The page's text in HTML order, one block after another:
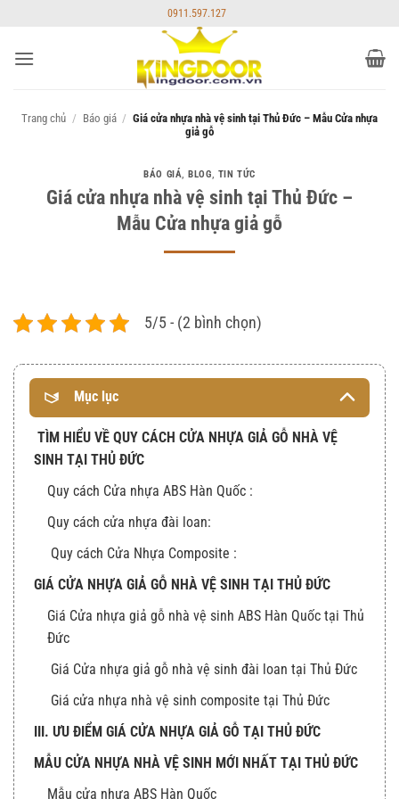
nội
0911.597.127
Trang chủ / Báo giá / Giá cửa nhựa nhà vệ sinh tại Thủ Đức – Mẫu Cửa nhựa
giả gỗ
BÁO GIÁ,BLOG, TIN TỨC
Giá cửa nhựa nhà vệ sinh tại Thủ Đức –
Mẫu Cửa nhựa giả gỗ
5/5 - (2 bình chọn)
Mục lục
TÌM HIỂU VỀ QUY CÁCH CỬA NHỰA GIẢ GỖ NHÀ VỆ
SINH TẠI THỦ ĐỨC
Quy cách Cửa nhựa ABS Hàn Quốc :
Quy cách cửa nhựa đài loan:
Quy cách Cửa Nhựa Composite :
GIÁ CỬA NHỰA GIẢ GỖ NHÀ VỆ SINH TẠI THỦ ĐỨC
Giá Cửa nhựa giả gỗ nhà vệ sinh ABS Hàn Quốc tại Thủ
Đức
Giá Cửa nhựa giả gỗ nhà vệ sinh đài loan tại Thủ Đức
Giá cửa nhựa nhà vệ sinh composite tại Thủ Đức
III. ƯU ĐIỂM GIÁ CỬA NHỰA GIẢ GỖ TẠI THỦ ĐỨC
MẪU CỬA NHỰA NHÀ VỆ SINH MỚI NHẤT TẠI THỦ ĐỨC
Mẫu cửa nhựa ABS Hàn Quốc